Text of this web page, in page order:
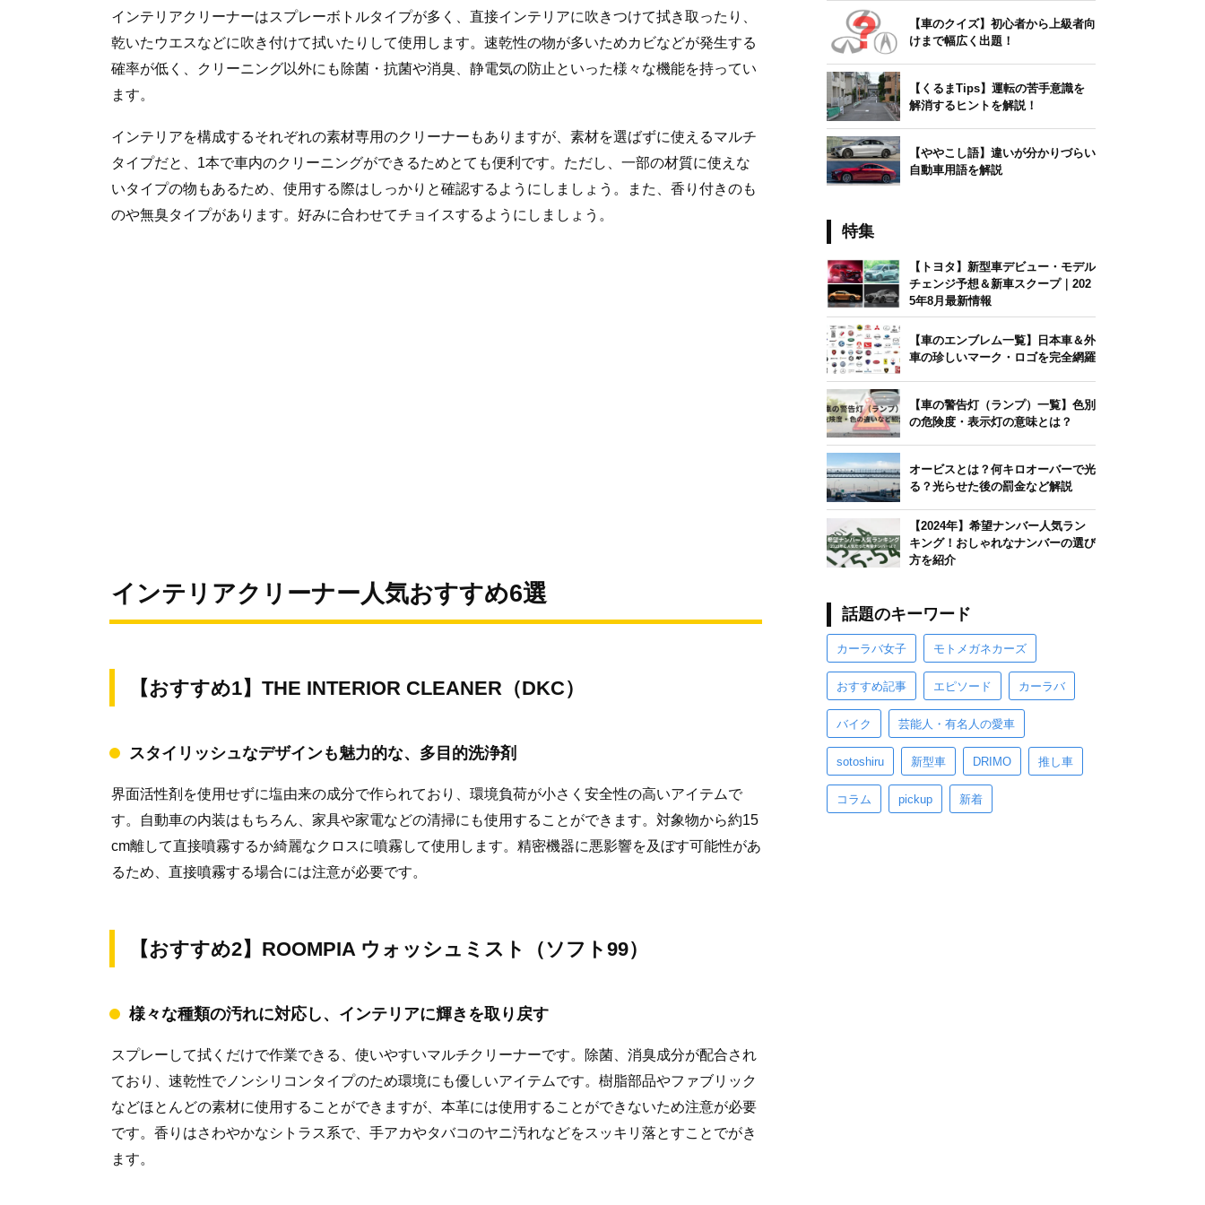
インテリアクリーナーはスプレーボトルタイプが多く、直接インテリアに吹きつけて拭き取ったり、
乾いたウエスなどに吹き付けて拭いたりして使用します。速乾性の物が多いためカビなどが発生する
確率が低く、クリーニング以外にも除菌・抗菌や消臭、静電気の防止といった様々な機能を持ってい
ます。
インテリアを構成するそれぞれの素材専用のクリーナーもありますが、素材を選ばずに使えるマルチ
タイプだと、1本で車内のクリーニングができるためとても便利です。ただし、一部の材質に使えな
いタイプの物もあるため、使用する際はしっかりと確認するようにしましょう。また、香り付きのも
のや無臭タイプがあります。好みに合わせてチョイスするようにしましょう。
インテリアクリーナー人気おすすめ6選
【おすすめ1】THE INTERIOR CLEANER（DKC）
スタイリッシュなデザインも魅力的な、多目的洗浄剤
界面活性剤を使用せずに塩由来の成分で作られており、環境負荷が小さく安全性の高いアイテムで
す。自動車の内装はもちろん、家具や家電などの清掃にも使用することができます。対象物から約15
cm離して直接噴霧するか綺麗なクロスに噴霧して使用します。精密機器に悪影響を及ぼす可能性があ
るため、直接噴霧する場合には注意が必要です。
【おすすめ2】ROOMPIA ウォッシュミスト（ソフト99）
様々な種類の汚れに対応し、インテリアに輝きを取り戻す
スプレーして拭くだけで作業できる、使いやすいマルチクリーナーです。除菌、消臭成分が配合され
ており、速乾性でノンシリコンタイプのため環境にも優しいアイテムです。樹脂部品やファブリック
などほとんどの素材に使用することができますが、本革には使用することができないため注意が必要
です。香りはさわやかなシトラス系で、手アカやタバコのヤニ汚れなどをスッキリ落とすことでがき
ます。
【車のクイズ】初心者から上級者向
けまで幅広く出題！
【くるまTips】運転の苦手意識を
解消するヒントを解説！
【ややこし語】違いが分かりづらい
自動車用語を解説
特集
【トヨタ】新型車デビュー・モデル
チェンジ予想＆新車スクープ｜202
5年8月最新情報
【車のエンブレム一覧】日本車＆外
車の珍しいマーク・ロゴを完全網羅
【車の警告灯（ランプ）一覧】色別
の危険度・表示灯の意味とは？
オービスとは？何キロオーバーで光
る？光らせた後の罰金など解説
【2024年】希望ナンバー人気ラン
キング！おしゃれなナンバーの選び
方を紹介
話題のキーワード
カーラバ女子 モトメガネカーズ
おすすめ記事 エピソード カーラバ
バイク 芸能人・有名人の愛車
sotoshiru 新型車 DRIMO 推し車
コラム pickup 新着